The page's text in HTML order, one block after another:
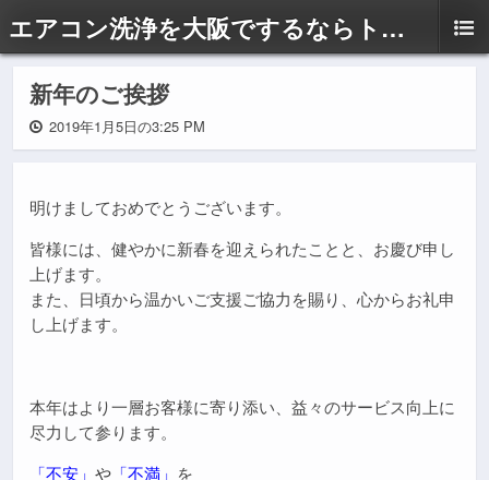
エアコン洗浄を大阪でするならトップエコ
新年のご挨拶
2019年1月5日の3:25 PM
明けましておめでとうございます。
皆様には、健やかに新春を迎えられたことと、お慶び申し
上げます。
また、日頃から温かいご支援ご協力を賜り、心からお礼申
し上げます。
本年はより一層お客様に寄り添い、益々のサービス向上に
尽力して参ります。
「不安」 や 「不満」 を